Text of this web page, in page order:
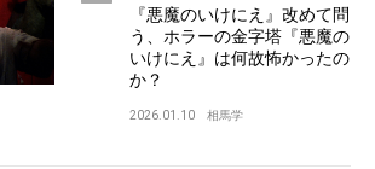
『悪魔のいけにえ』改めて問
う、ホラーの金字塔『悪魔の
いけにえ』は何故怖かったの
か？
2026.01.10 相馬学